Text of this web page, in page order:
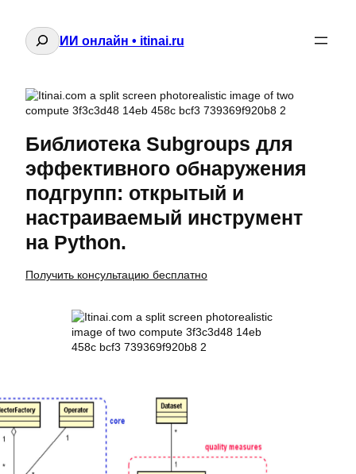
Поиск
ИИ онлайн • itinai.ru
Библиотека Subgroups для
эффективного обнаружения
подгрупп: открытый и
настраиваемый инструмент
на Python.
Получить консультацию бесплатно